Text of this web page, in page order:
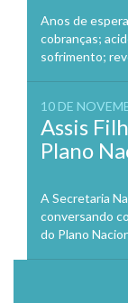
Anos de
cobranças;
sofrimento;
10 DE
Assis
Plano
A Secretaria
conversando
do Plano